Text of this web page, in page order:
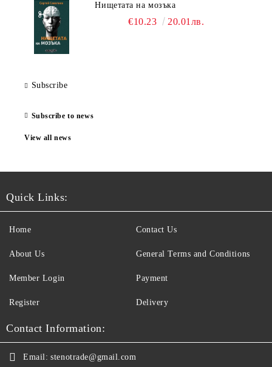
Нищетата на мозъка
€10.23 20.01лв.
Subscribe
Subscribe to news
View all news
Quick Links:
Home
About Us
Member Login
Register
Contact Us
General Terms and Conditions
Payment
Delivery
Contact Information:
Email: stenotrade@gmail.com